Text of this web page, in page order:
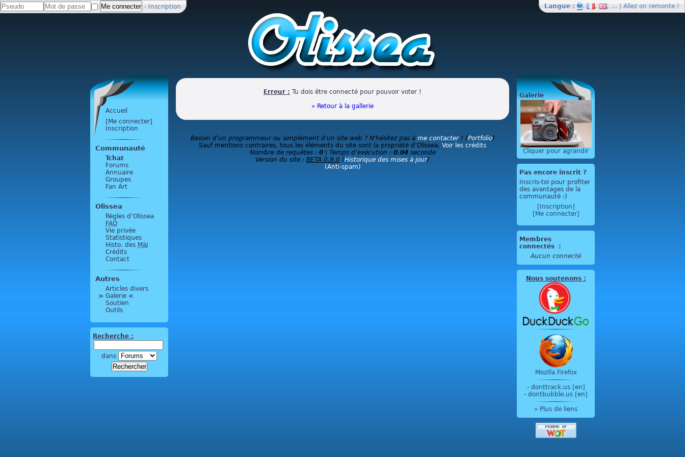
- Inscription Langue : , , , … | Allez on remonte !
Accueil
[Me connecter]
Inscription
Communauté
Tchat
Forums
Annuaire
Groupes
Fan Art
Olissea
Règles d’Olissea
FAQ
Vie privée
Statistiques
Histo. des MàJ
Crédits
Contact
Autres
Articles divers
> Galerie <
Soutien
Outils
Recherche :
dans
Erreur : Tu dois être connecté pour pouvoir voter !
« Retour à la gallerie
Besoin d'un programmeur ou simplement d'un site web ? N'hésitez pas à me contacter! (Portfolio)
Sauf mentions contraires, tous les éléments du site sont la propriété d’Olissea. Voir les crédits
Nombre de requêtes : 0| Temps d’exécution : 0.04seconde
Version du site : BETA 0.9.0 (Historique des mises à jour)
(Anti-spam)
Galerie
Cliquer pour agrandir
Pas encore inscrit ?
Inscris-toi pour profiter
des avantages de la
communauté :)
[Inscription]
[Me connecter]
Membres
connectés
:
Aucun connecté
Nous soutenons:
Mozilla Firefox
- donttrack.us [en]
- dontbubble.us [en]
» Plus de liens